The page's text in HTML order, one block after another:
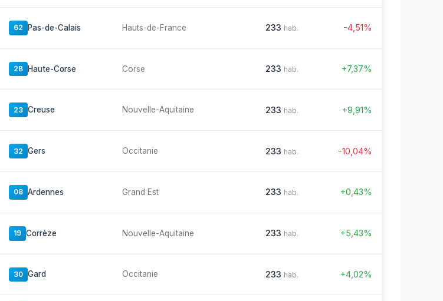
62 Pas-de-Calais Hauts-de-France 233 hab. -4,51%
2B Haute-Corse Corse 233 hab. +7,37%
23 Creuse Nouvelle-Aquitaine 233 hab. +9,91%
32 Gers Occitanie 233 hab. -10,04%
08 Ardennes Grand Est 233 hab. +0,43%
19 Corrèze Nouvelle-Aquitaine 233 hab. +5,43%
30 Gard Occitanie 233 hab. +4,02%